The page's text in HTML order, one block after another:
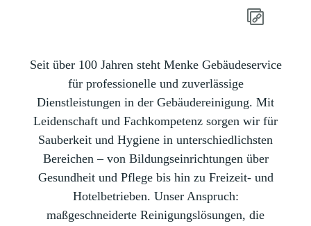
Seit über 100 Jahren steht Menke Gebäudeservice
für professionelle und zuverlässige
Dienstleistungen in der Gebäudereinigung. Mit
Leidenschaft und Fachkompetenz sorgen wir für
Sauberkeit und Hygiene in unterschiedlichsten
Bereichen – von Bildungseinrichtungen über
Gesundheit und Pflege bis hin zu Freizeit- und
Hotelbetrieben. Unser Anspruch:
maßgeschneiderte Reinigungslösungen, die